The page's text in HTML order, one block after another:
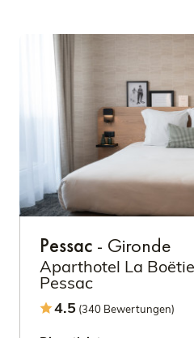
Pessac - Gironde
Aparthotel La
Pessac
4.5 (340 Bewertungen)